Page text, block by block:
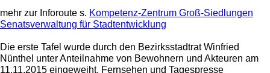
mehr zur Inforoute s. Kompetenz-Zentrum Groß-Siedlungen
Senatsverwaltung für Stadtentwicklung
Die erste Tafel wurde durch den Bezirksstadtrat Winfried
Nünthel unter Anteilnahme von Bewohnern und Akteuren am
11.11.2015 eingeweiht. Fernsehen und Tagespresse